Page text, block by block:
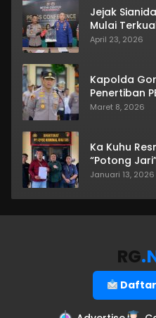
Jejak
Mulai
April 23, 2026
Kapolda
Penertiban
Maret 8, 2026
Ka Kuhu
“Potong
Januari 13, 2026
RG